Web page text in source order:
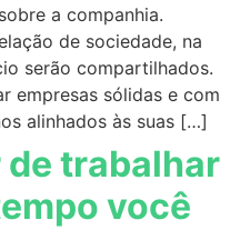
a companhia.
de sociedade, na
serão compartilhados.
empresas sólidas e com
alinhados às suas […]
de trabalhar
você